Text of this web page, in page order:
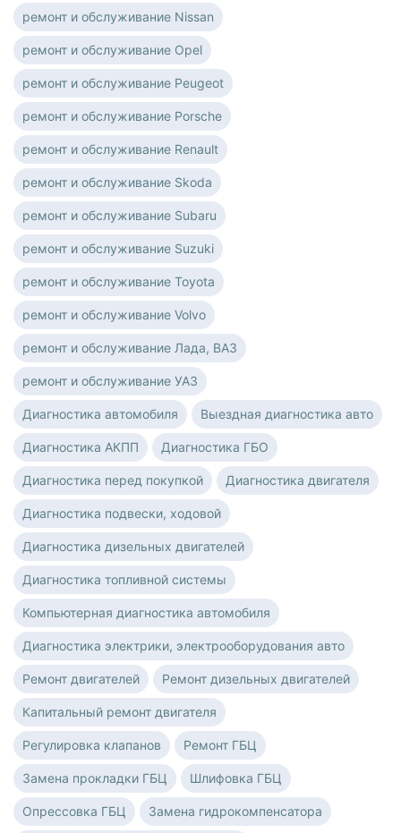
ремонт и обслуживание Nissan
ремонт и обслуживание Opel
ремонт и обслуживание Peugeot
ремонт и обслуживание Porsche
ремонт и обслуживание Renault
ремонт и обслуживание Skoda
ремонт и обслуживание Subaru
ремонт и обслуживание Suzuki
ремонт и обслуживание Toyota
ремонт и обслуживание Volvo
ремонт и обслуживание Лада, ВАЗ
ремонт и обслуживание УАЗ
Диагностика автомобиля Выездная диагностика авто
Диагностика АКПП Диагностика ГБО
Диагностика перед покупкой Диагностика двигателя
Диагностика подвески, ходовой
Диагностика дизельных двигателей
Диагностика топливной системы
Компьютерная диагностика автомобиля
Диагностика электрики, электрооборудования авто
Ремонт двигателей Ремонт дизельных двигателей
Капитальный ремонт двигателя
Регулировка клапанов Ремонт ГБЦ
Замена прокладки ГБЦ Шлифовка ГБЦ
Опрессовка ГБЦ Замена гидрокомпенсатора